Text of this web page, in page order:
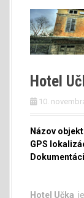
Hotel
10.
Názov
GPS
Hotel Učka